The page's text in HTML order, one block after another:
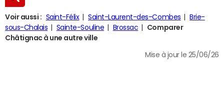
Voir aussi : Saint-Félix Saint-Laurent-des-Combes
Brie-
sous-Chalais
Sainte-Souline Brossac
Comparer
Châtignac à une autre ville
Mise à jour le 25/06/26